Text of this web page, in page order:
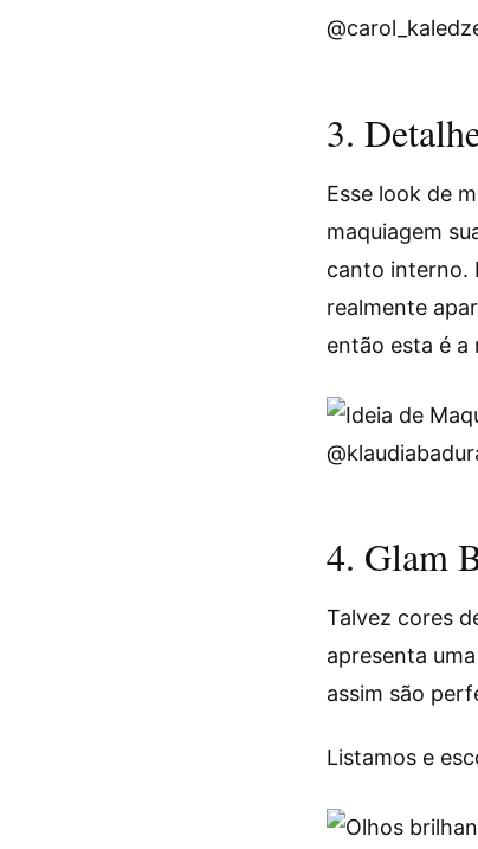
3.
Esse look de
maquiagem
canto interno.
realmente
então esta é a
4. Glam
Talvez cores
apresenta
assim são
Listamos e